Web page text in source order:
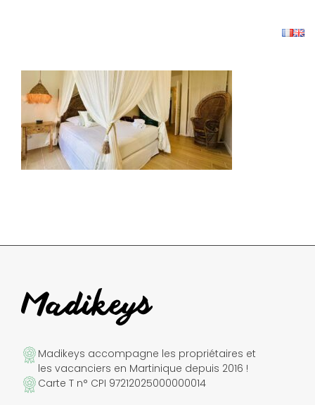
Madikeys accompagne les propriétaires et
les vacanciers en Martinique depuis 2016 !
Carte T n° CPI 97212025000000014